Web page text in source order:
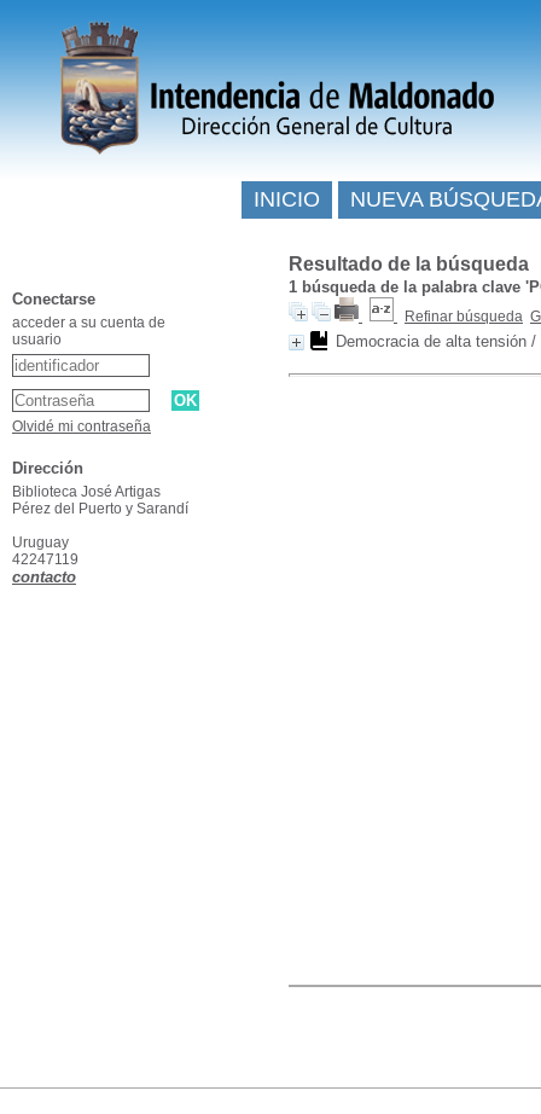
Resultado de la búsqueda
1 búsqueda de la palabra clave
Refinar búsqueda
Democracia de alta tensión /
INICIO NUEVA
Conectarse
acceder a su cuenta de
usuario
Olvidé mi contraseña
Dirección
Biblioteca José Artigas
Pérez del Puerto y Sarandí
Uruguay
42247119
contacto